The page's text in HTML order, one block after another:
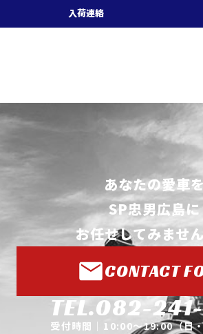
入荷連絡
あなたの愛車を
SP忠男広島に
お任せしてみませ
CONTACT
TEL.082-
受付時間｜10:00～19:00（日